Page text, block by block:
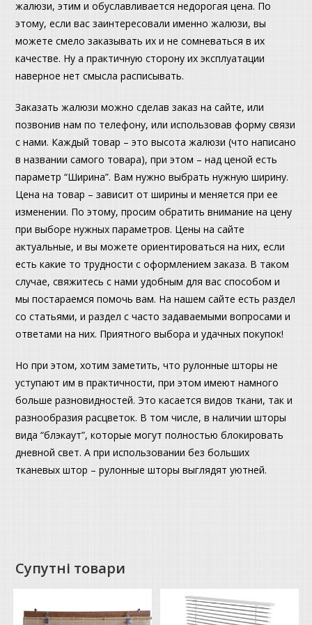
жалюзи, этим и обуславливается недорогая цена. По
этому, если вас заинтересовали именно жалюзи, вы
можете смело заказывать их и не сомневаться в их
качестве. Ну а практичную сторону их эксплуатации
наверное нет смысла расписывать.
Заказать жалюзи можно сделав заказ на сайте, или
позвонив нам по телефону, или использовав форму связи
с нами. Каждый товар – это высота жалюзи (что написано
в названии самого товара), при этом – над ценой есть
параметр “Ширина”. Вам нужно выбрать нужную ширину.
Цена на товар – зависит от ширины и меняется при ее
изменении. По этому, просим обратить внимание на цену
при выборе нужных параметров. Цены на сайте
актуальные, и вы можете ориентироваться на них, если
есть какие то трудности с оформлением заказа. В таком
случае, свяжитесь с нами удобным для вас способом и
мы постараемся помочь вам. На нашем сайте есть раздел
со статьями, и раздел с часто задаваемыми вопросами и
ответами на них. Приятного выбора и удачных покупок!
Но при этом, хотим заметить, что рулонные шторы не
уступают им в практичности, при этом имеют намного
больше разновидностей. Это касается видов ткани, так и
разнообразия расцветок. В том числе, в наличии шторы
вида “блэкаут”, которые могут полностью блокировать
дневной свет. А при использовании без больших
тканевых штор – рулонные шторы выглядят уютней.
Супутні товари